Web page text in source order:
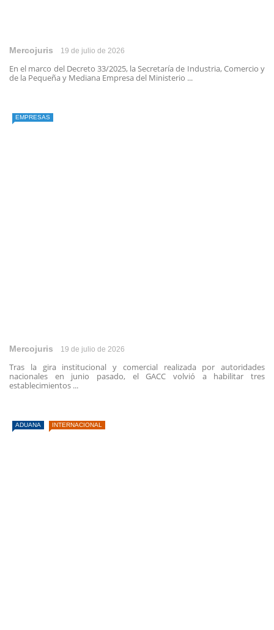
Mercojuris 19 de julio de 2026
En el marco del Decreto 33/2025, la Secretaría de Industria, Comercio y
de la Pequeña y Mediana Empresa del Ministerio ...
EMPRESAS
Mercojuris 19 de julio de 2026
Tras la gira institucional y comercial realizada por autoridades
nacionales en junio pasado, el GACC volvió a habilitar tres
establecimientos ...
ADUANA INTERNACIONAL